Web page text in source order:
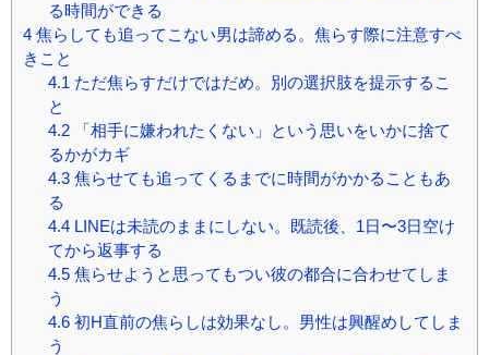
る時間ができる
4 焦らしても追ってこない男は諦める。焦らす際に注意すべ
きこと
4.1 ただ焦らすだけではだめ。別の選択肢を提示するこ
と
4.2「相手に嫌われたくない」という思いをいかに捨て
るかがカギ
4.3焦らせても追ってくるまでに時間がかかることもあ
る
4.4LINEは未読のままにしない。既読後、1日〜3日空け
てから返事する
4.5焦らせようと思ってもつい彼の都合に合わせてしま
う
4.6初H直前の焦らしは効果なし。男性は興醒めしてしま
う